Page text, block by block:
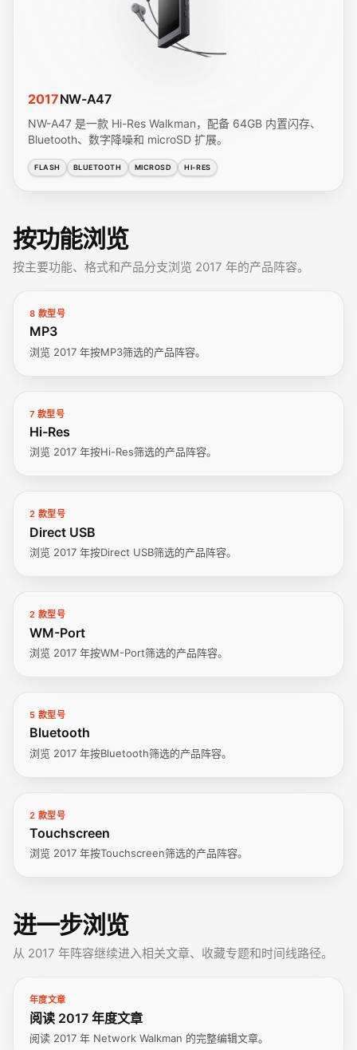
2017NW-A47
NW-A47 是一款 Hi-Res Walkman，配备 64GB 内置闪存、
Bluetooth、数字降噪和 microSD 扩展。
FLASH BLUETOOTH MICROSD HI-RES
按功能浏览
按主要功能、格式和产品分支浏览 2017 年的产品阵容。
8 款型号
MP3
浏览 2017 年按MP3筛选的产品阵容。
7 款型号
Hi-Res
浏览 2017 年按Hi-Res筛选的产品阵容。
2 款型号
Direct USB
浏览 2017 年按Direct USB筛选的产品阵容。
2 款型号
WM-Port
浏览 2017 年按WM-Port筛选的产品阵容。
5 款型号
Bluetooth
浏览 2017 年按Bluetooth筛选的产品阵容。
2 款型号
Touchscreen
浏览 2017 年按Touchscreen筛选的产品阵容。
进一步浏览
从 2017 年阵容继续进入相关文章、收藏专题和时间线路径。
年度文章
阅读 2017 年度文章
阅读 2017 年 Network Walkman 的完整编辑文章。